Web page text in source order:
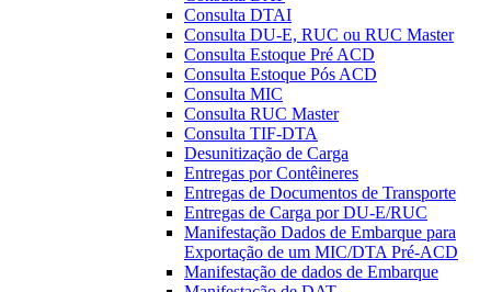
Consulta DTAI
Consulta DU-E, RUC ou RUC Master
Consulta Estoque Pré ACD
Consulta Estoque Pós ACD
Consulta MIC
Consulta RUC Master
Consulta TIF-DTA
Desunitização de Carga
Entregas por Contêineres
Entregas de Documentos de Transporte
Entregas de Carga por DU-E/RUC
Manifestação Dados de Embarque para
Exportação de um MIC/DTA Pré-ACD
Manifestação de dados de Embarque